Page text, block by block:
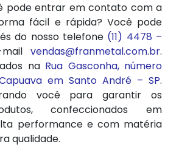
pode entrar em contato com a
fácil e rápida? Você pode
do nosso telefone (11) 4478 –
vendas@franmetal.com.br.
na Rua Gasconha, número
em Santo André – SP.
você para garantir os
confeccionados em
performance e com matéria
qualidade.